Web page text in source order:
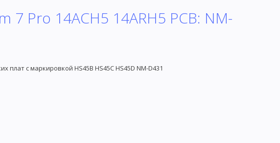
7 Pro 14ACH5 14ARH5 PCB: NM-
плат с маркировкой HS45B HS45C HS45D NM-D431